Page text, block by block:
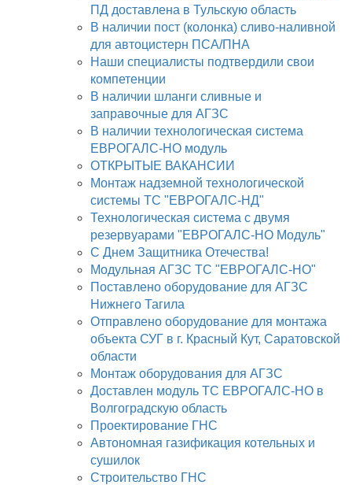
ПД доставлена в Тульскую область
В наличии пост (колонка) сливо-наливной
для автоцистерн ПСА/ПНА
Наши специалисты подтвердили свои
компетенции
В наличии шланги сливные и
заправочные для АГЗС
В наличии технологическая система
ЕВРОГАЛС-НО модуль
ОТКРЫТЫЕ ВАКАНСИИ
Монтаж надземной технологической
системы ТС "ЕВРОГАЛС-НД"
Технологическая система с двумя
резервуарами "ЕВРОГАЛС-НО Модуль"
С Днем Защитника Отечества!
Модульная АГЗС ТС "ЕВРОГАЛС-НО"
Поставлено оборудование для АГЗС
Нижнего Тагила
Отправлено оборудование для монтажа
объекта СУГ в г. Красный Кут, Саратовской
области
Монтаж оборудования для АГЗС
Доставлен модуль ТС ЕВРОГАЛС-НО в
Волгоградскую область
Проектирование ГНС
Автономная газификация котельных и
сушилок
Строительство ГНС